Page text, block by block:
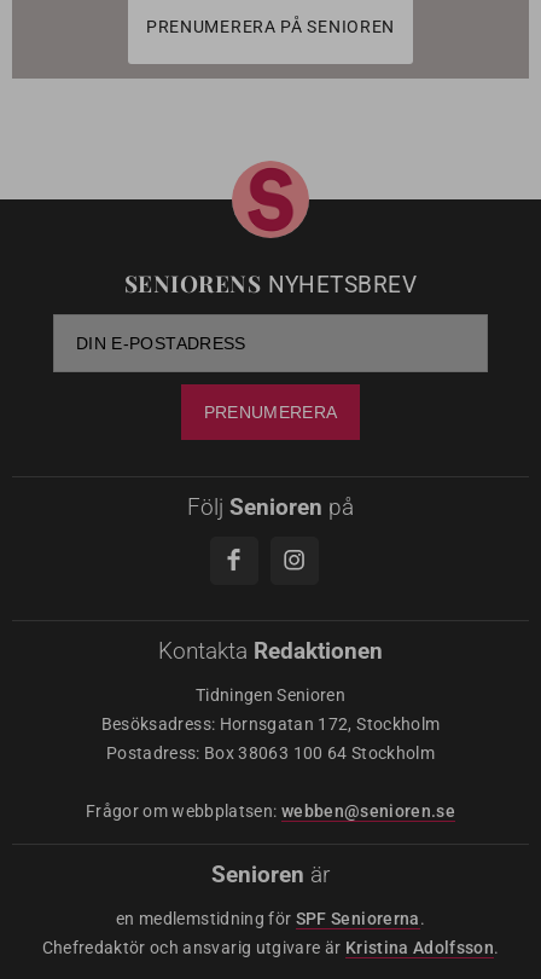
PRENUMERERA PÅ SENIOREN
SENIORENS NYHETSBREV
Följ Senioren på
Kontakta Redaktionen
Tidningen Senioren
Besöksadress: Hornsgatan 172, Stockholm
Postadress: Box 38063 100 64 Stockholm
Frågor om webbplatsen: webben@senioren.se
Senioren är
en medlemstidning för SPF Seniorerna.
Chefredaktör och ansvarig utgivare är Kristina Adolfsson.